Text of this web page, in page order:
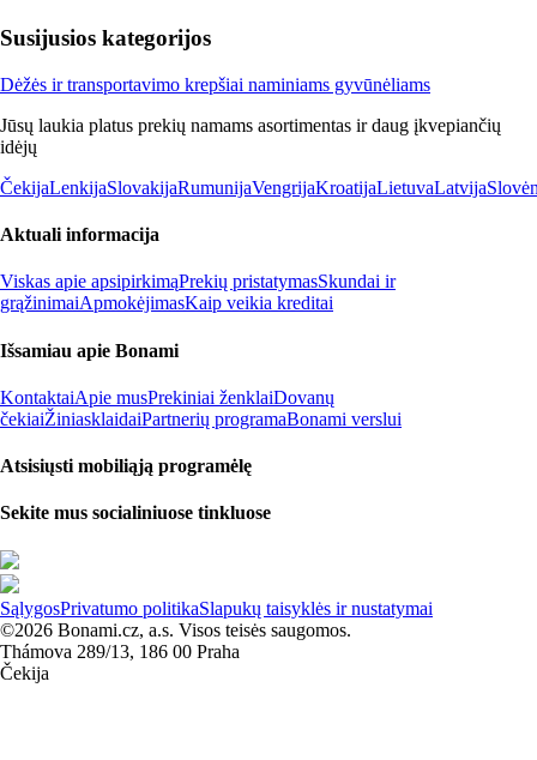
Susijusios kategorijos
Dėžės ir transportavimo krepšiai naminiams gyvūnėliams
Jūsų laukia platus prekių namams asortimentas ir daug įkvepiančių
idėjų
ČekijaLenkijaSlovakijaRumunijaVengrijaKroatijaLietuvaLatvija
Aktuali informacija
Viskas apie apsipirkimąPrekių pristatymasSkundai ir
grąžinimaiApmokėjimasKaip veikia kreditai
Išsamiau apie Bonami
KontaktaiApie musPrekiniai ženklaiDovanų
čekiaiŽiniasklaidaiPartnerių programaBonami verslui
Atsisiųsti mobiliąją programėlę
Sekite mus socialiniuose tinkluose
SąlygosPrivatumo politikaSlapukų taisyklės ir nustatymai
©2026 Bonami.cz, a.s. Visos teisės saugomos.
Thámova 289/13, 186 00 Praha
Čekija